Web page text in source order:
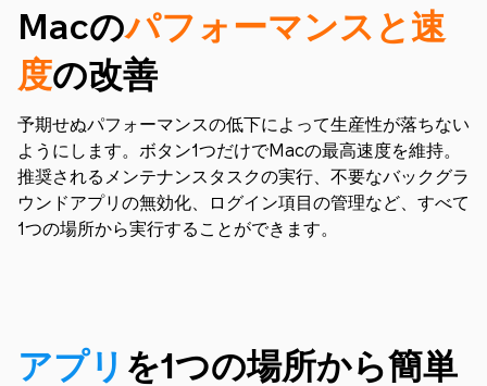
Macのパフォーマンスと速
度の改善
予期せぬパフォーマンスの低下によって生産性が落ちない
ようにします。ボタン1つだけでMacの最高速度を維持。
推奨されるメンテナンスタスクの実行、不要なバックグラ
ウンドアプリの無効化、ログイン項目の管理など、すべて
1つの場所から実行することができます。
アプリ を1つの場所から簡単